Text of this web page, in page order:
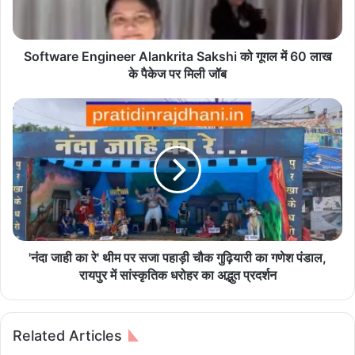
E
n
e
e
r
A
l
a
n
k
a
a
Software Engineer Alankrita Sakshi को गूगल में 60 लाख
के पैकेज पर मिली जॉब
'
नं
जा
ही
का
रे
'
थी
प
'नंदा जाही का रे' थीम पर सजा पहाड़ी चौक गुढ़ियारी का गणेश पंडाल,
रायपुर में सांस्कृतिक धरोहर का अद्भुत प्रदर्शन
Related Articles